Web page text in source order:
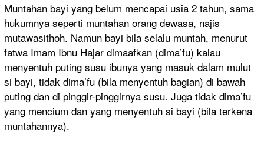
Muntahan bayi yang belum mencapai usia 2 tahun, sama
hukumnya seperti muntahan orang dewasa, najis
mutawasithoh. Namun bayi bila selalu muntah, menurut
fatwa Imam Ibnu Hajar dimaafkan (dima’fu) kalau
menyentuh puting susu ibunya yang masuk dalam mulut
si bayi, tidak dima’fu (bila menyentuh bagian) di bawah
puting dan di pinggir-pinggirnya susu. Juga tidak dima’fu
yang mencium dan yang menyentuh si bayi (bila terkena
muntahannya).